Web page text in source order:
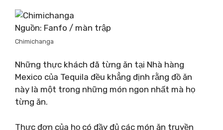
Nguồn: Fanfo / màn trập
Chimichanga
Những thực khách đã từng ăn tại Nhà hàng
Mexico của Tequila đều khẳng định rằng đồ ăn
này là một trong những món ngon nhất mà họ
từng ăn.
Thực đơn của họ có đầy đủ các món ăn truyền